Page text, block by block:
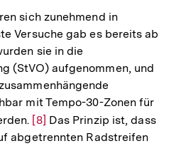
sich zunehmend in
Versuche gab es bereits ab
sie in die
(StVO) aufgenommen, und
mit Tempo-30-Zonen für
Zur
Auflösung
[8] Das Prinzip ist, dass
abgetrennten Radstreifen